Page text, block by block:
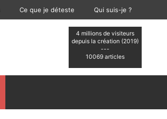
Ce que je déteste Qui suis-je ?
4 millions de visiteurs
depuis la création (2019)
---
10069 articles